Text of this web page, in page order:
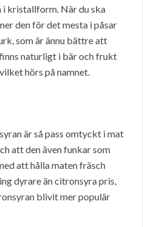
i kristallform. När du ska
den för det mesta i påsar
som är ännu bättre att
naturligt i bär och frukt
hörs på namnet.
är så pass omtyckt i mat
att den även funkar som
att hålla maten fräsch
dyrare än citronsyra pris,
blivit mer populär